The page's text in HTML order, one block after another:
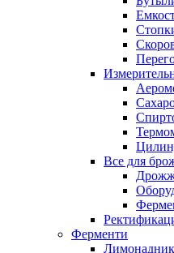
Все для
Ферменти